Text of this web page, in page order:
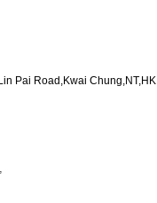
Pai Road,Kwai Chung,NT,HK